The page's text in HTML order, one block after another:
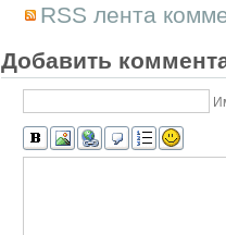
RSS лента
Добавить